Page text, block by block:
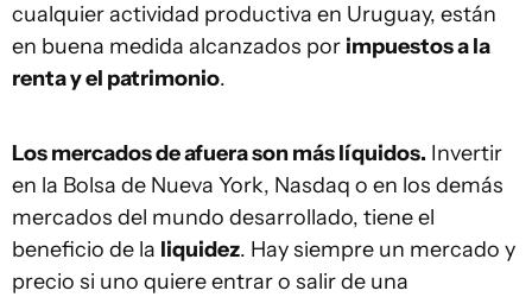
cualquier actividad productiva en Uruguay, están
en buena medida alcanzados por impuestos a la
renta y el patrimonio.
Los mercados de afuera son más líquidos. Invertir
en la Bolsa de Nueva York, Nasdaq o en los demás
mercados del mundo desarrollado, tiene el
beneficio de la liquidez. Hay siempre un mercado y
precio si uno quiere entrar o salir de una